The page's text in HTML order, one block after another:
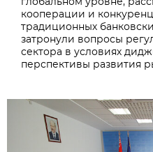
глобальном уровне,
кооперации и
традиционных
затронули вопросы
сектора в условиях
перспективы развития